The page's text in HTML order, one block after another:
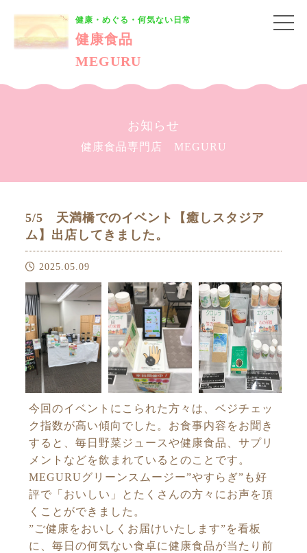
健康・めぐる・何気ない日常
健康食品
MEGURU
お知らせ
健康食品専門店 MEGURU
5/5 天満橋でのイベント【癒しスタジア
ム】出店してきました。
2025.05.09
今回のイベントにこられた方々は、ベジチェッ
ク指数が高い傾向でした。お食事内容をお聞き
すると、毎日野菜ジュースや健康食品、サプリ
メントなどを飲まれているとのことです。
MEGURUグリーンスムージー”やすらぎ”も好
評で「おいしい」とたくさんの方々にお声を頂
くことができました。
”ご健康をおいしくお届けいたします”を看板
に、毎日の何気ない食卓に健康食品が当たり前